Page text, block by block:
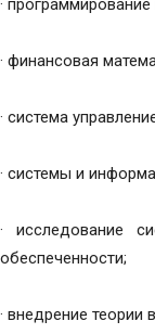
· программирование
· финансовая
· система
· системы и
· исследование
обеспеченности;
· внедрение теории